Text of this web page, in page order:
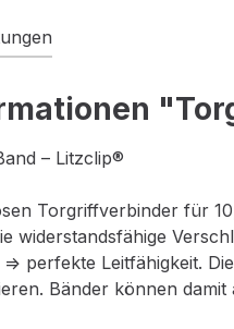
– Litzclip®
Torgriffverbinder für
widerstandsfähige
perfekte Leitfähigkeit.
Bänder können